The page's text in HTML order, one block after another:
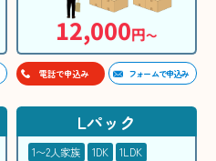
12,000円〜
電話で申込み フォームで申込み
Lパック
1〜2人家族 1DK
1LDK